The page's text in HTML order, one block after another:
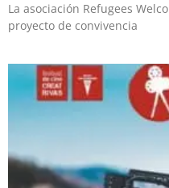
La asociación Refugees
proyecto de convivencia